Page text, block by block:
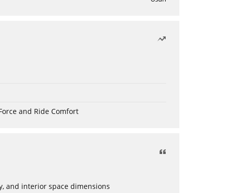
and Ride Comfort
and interior space dimensions